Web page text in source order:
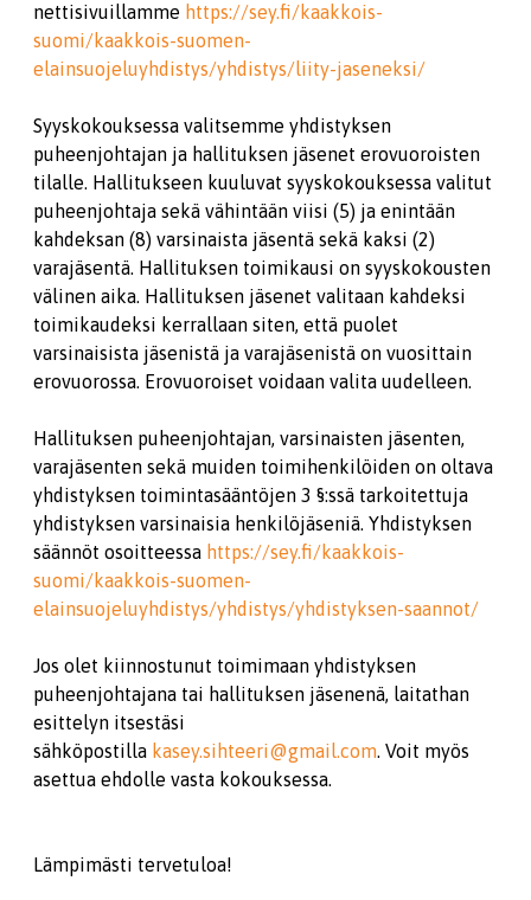
nettisivuillamme https://sey.fi/kaakkois-
suomi/kaakkois-suomen-
elainsuojeluyhdistys/yhdistys/liity-jaseneksi/
Syyskokouksessa valitsemme yhdistyksen
puheenjohtajan ja hallituksen jäsenet erovuoroisten
tilalle. Hallitukseen kuuluvat syyskokouksessa valitut
puheenjohtaja sekä vähintään viisi (5) ja enintään
kahdeksan (8) varsinaista jäsentä sekä kaksi (2)
varajäsentä. Hallituksen toimikausi on syyskokousten
välinen aika. Hallituksen jäsenet valitaan kahdeksi
toimikaudeksi kerrallaan siten, että puolet
varsinaisista jäsenistä ja varajäsenistä on vuosittain
erovuorossa. Erovuoroiset voidaan valita uudelleen.
Hallituksen puheenjohtajan, varsinaisten jäsenten,
varajäsenten sekä muiden toimihenkilöiden on oltava
yhdistyksen toimintasääntöjen 3 §:ssä tarkoitettuja
yhdistyksen varsinaisia henkilöjäseniä. Yhdistyksen
säännöt osoitteessa https://sey.fi/kaakkois-
suomi/kaakkois-suomen-
elainsuojeluyhdistys/yhdistys/yhdistyksen-saannot/
Jos olet kiinnostunut toimimaan yhdistyksen
puheenjohtajana tai hallituksen jäsenenä, laitathan
esittelyn itsestäsi
sähköpostilla kasey.sihteeri@gmail.com. Voit myös
asettua ehdolle vasta kokouksessa.
Lämpimästi tervetuloa!